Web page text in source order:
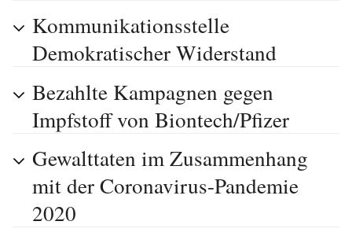
Kommunikationsstelle
Demokratischer Widerstand
Bezahlte Kampagnen gegen
Impfstoff von Biontech/Pfizer
Gewalttaten im Zusammenhang
mit der Coronavirus-Pandemie
2020